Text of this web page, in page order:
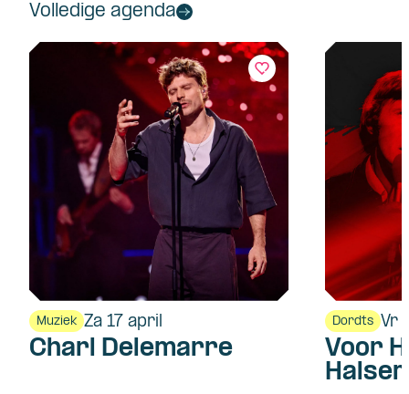
Volledige agenda
Muziek Za 17 april
Charl Delemarre
Dordts Vr
Voor